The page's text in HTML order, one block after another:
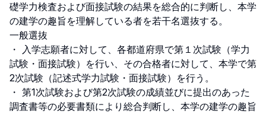
礎学力検査および面接試験の結果を総合的に判断し、本学
の建学の趣旨を理解している者を若干名選抜する。
一般選抜
・ 入学志願者に対して、各都道府県で第１次試験（学力
試験・面接試験）を行い、その合格者に対して、本学で第
2次試験（記述式学力試験・面接試験）を行う。
・ 第1次試験および第2次試験の成績並びに提出のあった
調査書等の必要書類により総合判断し、本学の建学の趣旨